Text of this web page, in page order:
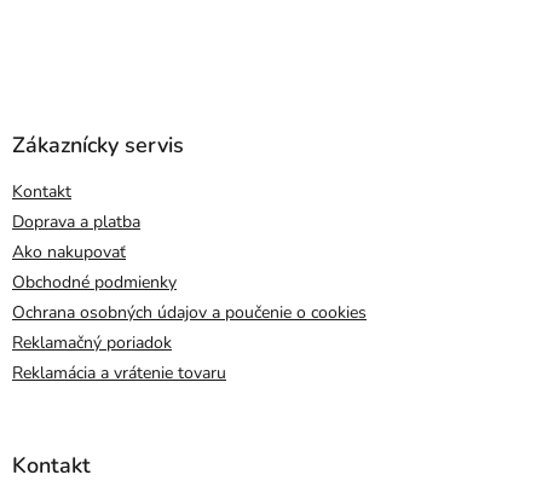
Zákaznícky servis
Kontakt
Doprava a platba
Ako nakupovať
Obchodné podmienky
Ochrana osobných údajov a poučenie o cookies
Reklamačný poriadok
Reklamácia a vrátenie tovaru
Kontakt